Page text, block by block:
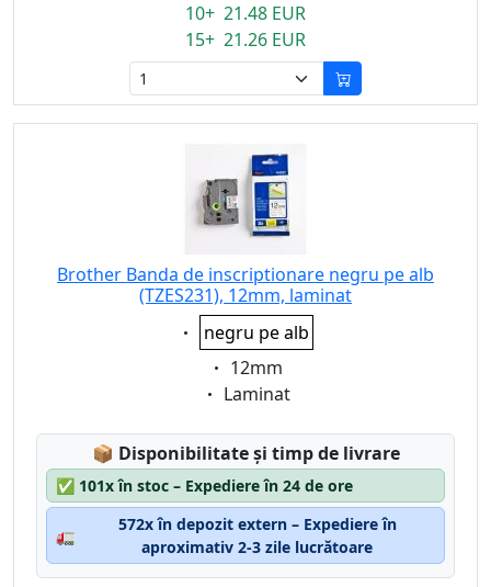
10+ 21.48 EUR
15+ 21.26 EUR
Brother Banda de inscriptionare negru pe alb
(TZES231), 12mm, laminat
Eigenschaft:
negru pe alb
Eigenschaft:
12mm
Eigenschaft:
Laminat
📦 Lagerstatus:
Disponibilitate și timp de livrare
✅ 101x în stoc – Expediere în 24 de ore
🚛
572x în depozit extern – Expediere în
aproximativ 2-3 zile lucrătoare